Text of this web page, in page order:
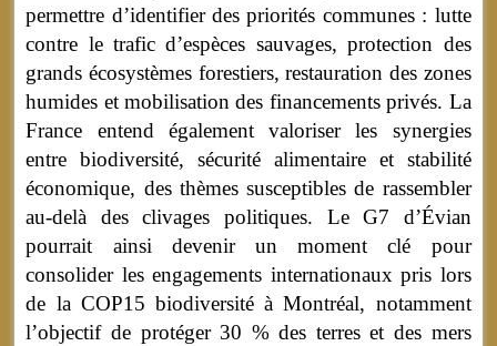
permettre d’identifier des priorités communes : lutte
contre le trafic d’espèces sauvages, protection des
grands écosystèmes forestiers, restauration des zones
humides et mobilisation des financements privés. La
France entend également valoriser les synergies
entre biodiversité, sécurité alimentaire et stabilité
économique, des thèmes susceptibles de rassembler
au-delà des clivages politiques. Le G7 d’Évian
pourrait ainsi devenir un moment clé pour
consolider les engagements internationaux pris lors
de la COP15 biodiversité à Montréal, notamment
l’objectif de protéger 30 % des terres et des mers